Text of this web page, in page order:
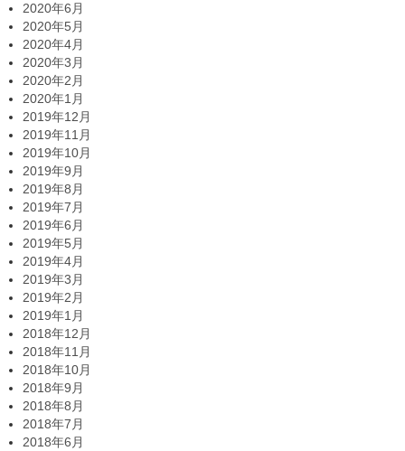
2020年6月
2020年5月
2020年4月
2020年3月
2020年2月
2020年1月
2019年12月
2019年11月
2019年10月
2019年9月
2019年8月
2019年7月
2019年6月
2019年5月
2019年4月
2019年3月
2019年2月
2019年1月
2018年12月
2018年11月
2018年10月
2018年9月
2018年8月
2018年7月
2018年6月